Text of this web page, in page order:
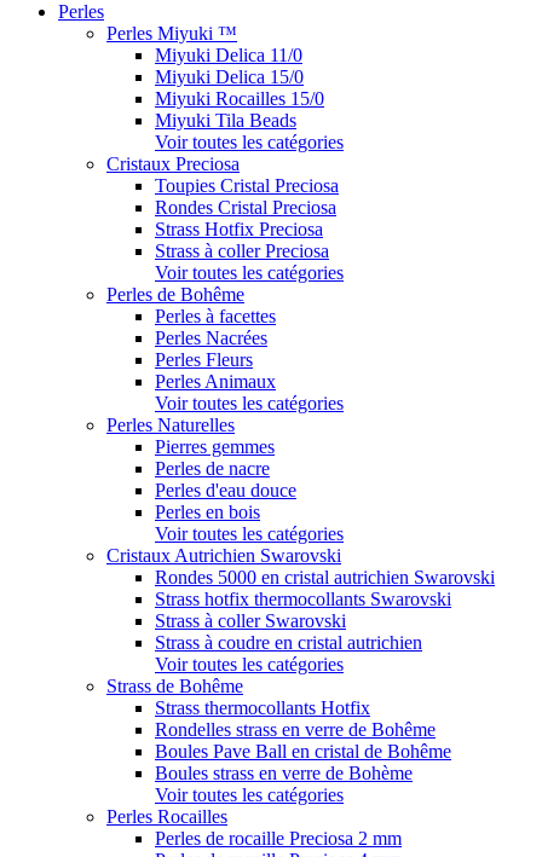
Perles
Perles Miyuki ™
Miyuki Delica 11/0
Miyuki Delica 15/0
Miyuki Rocailles 15/0
Miyuki Tila Beads
Voir toutes les catégories
Cristaux Preciosa
Toupies Cristal Preciosa
Rondes Cristal Preciosa
Strass Hotfix Preciosa
Strass à coller Preciosa
Voir toutes les catégories
Perles de Bohême
Perles à facettes
Perles Nacrées
Perles Fleurs
Perles Animaux
Voir toutes les catégories
Perles Naturelles
Pierres gemmes
Perles de nacre
Perles d'eau douce
Perles en bois
Voir toutes les catégories
Cristaux Autrichien Swarovski
Rondes 5000 en cristal autrichien Swarovski
Strass hotfix thermocollants Swarovski
Strass à coller Swarovski
Strass à coudre en cristal autrichien
Voir toutes les catégories
Strass de Bohême
Strass thermocollants Hotfix
Rondelles strass en verre de Bohême
Boules Pave Ball en cristal de Bohême
Boules strass en verre de Bohème
Voir toutes les catégories
Perles Rocailles
Perles de rocaille Preciosa 2 mm